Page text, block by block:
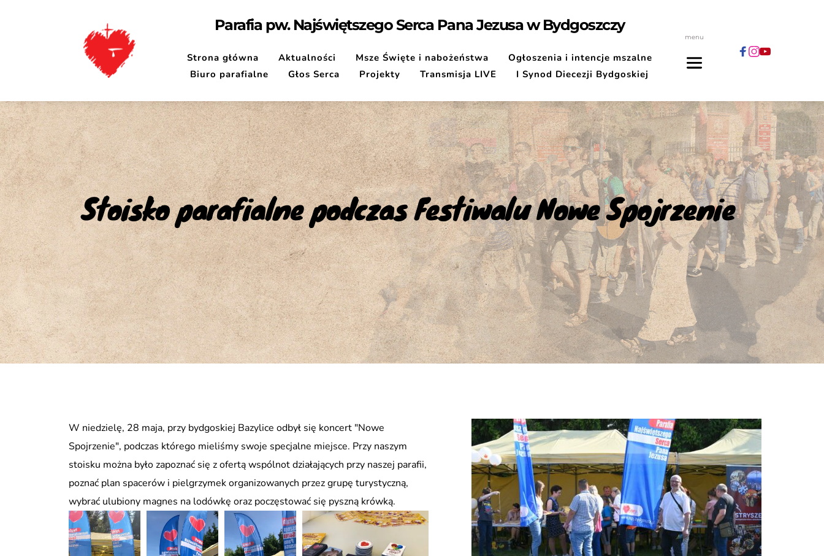
Parafia pw. Najświętszego Serca Pana Jezusa w Bydgoszczy
Strona główna Aktualności Msze Święte i nabożeństwa
Ogłoszenia i intencje mszalne
Biuro parafialne
Głos Serca Projekty Transmisja LIVE I Synod Diecezji Bydgoskiej
menu
Stoisko parafialne podczas Festiwalu Nowe Spojrzenie
W niedzielę, 28 maja, przy bydgoskiej Bazylice odbył się koncert "Nowe
Spojrzenie", podczas którego mieliśmy swoje specjalne miejsce. Przy naszym
stoisku można było zapoznać się z ofertą wspólnot działających przy naszej parafii,
poznać plan spacerów i pielgrzymek organizowanych przez grupę turystyczną,
wybrać ulubiony magnes na lodówkę oraz poczęstować się pyszną krówką.